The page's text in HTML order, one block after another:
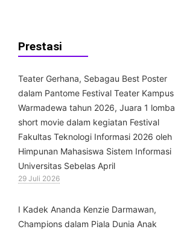
Prestasi
Teater Gerhana, Sebagau Best Poster
dalam Pantome Festival Teater Kampus
Warmadewa tahun 2026, Juara 1 lomba
short movie dalam kegiatan Festival
Fakultas Teknologi Informasi 2026 oleh
Himpunan Mahasiswa Sistem Informasi
Universitas Sebelas April
29 Juli 2026
⁠I Kadek Ananda Kenzie Darmawan,
Champions dalam Piala Dunia Anak